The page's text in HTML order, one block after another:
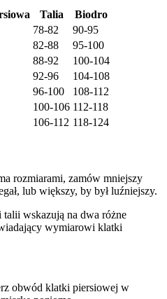
Talia
Biodro
78-82
90-95
82-88
95-100
88-92
100-104
92-96
104-108
96-100
108-112
100-106 112-118
106-112 118-124
rozmiarami, zamów mniejszy
lub większy, by był luźniejszy.
wskazują na dwa różne
wymiarowi klatki
obwód klatki piersiowej w